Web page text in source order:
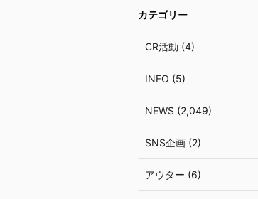
カテゴリー
CR活動 (4)
INFO (5)
NEWS (2,049)
SNS企画 (2)
アウター (6)